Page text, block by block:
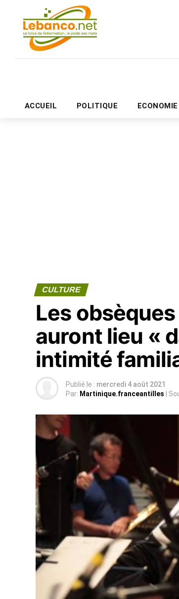
ACCUEIL POLITIQUE ECONOMIE
CULTURE
Les
auront lieu «
intimité
Publié le : mercredi 4 août 2021
Par: Martinique.franceantilles |